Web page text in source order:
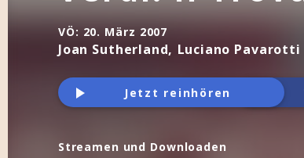
VÖ: 20. März 2007
Joan Sutherland, Luciano Pavarotti
Jetzt reinhören
Streamen und Downloaden